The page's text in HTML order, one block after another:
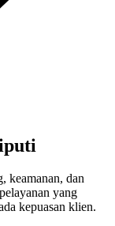
keamanan, dan
yang
kepuasan klien.